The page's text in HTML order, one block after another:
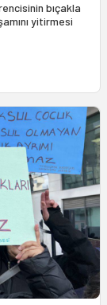
bıçakla
yitirmesi